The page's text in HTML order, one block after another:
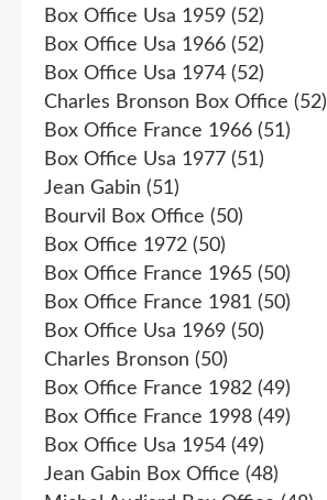
Box Office Usa 1959 (52)
Box Office Usa 1966 (52)
Box Office Usa 1974 (52)
Charles Bronson Box Office (52)
Box Office France 1966 (51)
Box Office Usa 1977 (51)
Jean Gabin (51)
Bourvil Box Office (50)
Box Office 1972 (50)
Box Office France 1965 (50)
Box Office France 1981 (50)
Box Office Usa 1969 (50)
Charles Bronson (50)
Box Office France 1982 (49)
Box Office France 1998 (49)
Box Office Usa 1954 (49)
Jean Gabin Box Office (48)